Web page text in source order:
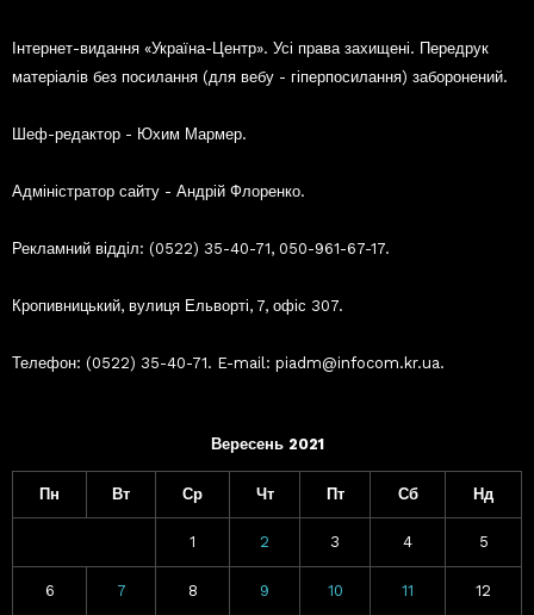
Інтернет-видання «Україна-Центр». Усі права захищені. Передрук
матеріалів без посилання (для вебу - гіперпосилання) заборонений.
Шеф-редактор - Юхим Мармер.
Адміністратор сайту - Андрій Флоренко.
Рекламний відділ: (0522) 35-40-71, 050-961-67-17.
Кропивницький, вулиця Ельворті, 7, офіс 307.
Телефон: (0522) 35-40-71. E-mail: piadm@infocom.kr.ua.
Вересень 2021
Пн Вт Ср Чт Пт Сб Нд
1 2 3 4 5
6 7 8 9 10 11 12